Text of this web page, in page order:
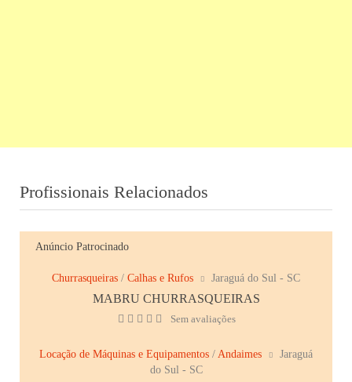
Profissionais Relacionados
Anúncio Patrocinado
Churrasqueiras / Calhas e Rufos Jaraguá do Sul - SC
MABRU CHURRASQUEIRAS
Sem avaliações
Locação de Máquinas e Equipamentos / Andaimes
Jaraguá
do Sul - SC